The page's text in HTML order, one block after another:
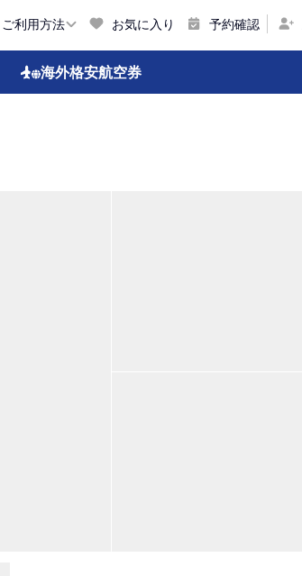
ご利用方法 お気に入り 予約確認
海外格安航空券